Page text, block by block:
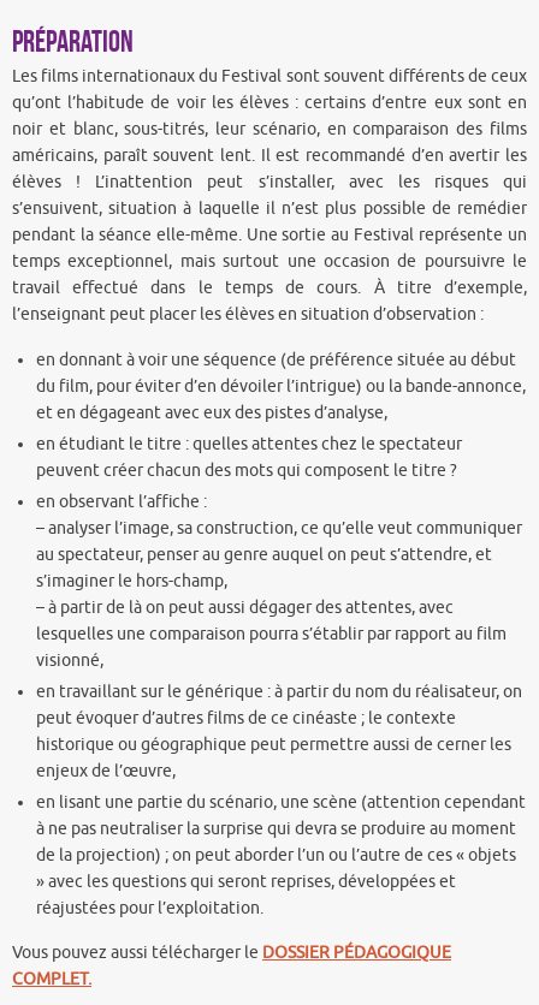
Préparation
Les films internationaux du Festival sont souvent différents de ceux
qu’ont l’habitude de voir les élèves : certains d’entre eux sont en
noir et blanc, sous-titrés, leur scénario, en comparaison des films
américains, paraît souvent lent. Il est recommandé d’en avertir les
élèves ! L’inattention peut s’installer, avec les risques qui
s’ensuivent, situation à laquelle il n’est plus possible de remédier
pendant la séance elle-même. Une sortie au Festival représente un
temps exceptionnel, mais surtout une occasion de poursuivre le
travail effectué dans le temps de cours. À titre d’exemple,
l’enseignant peut placer les élèves en situation d’observation :
en donnant à voir une séquence (de préférence située au début
du film, pour éviter d’en dévoiler l’intrigue) ou la bande-annonce,
et en dégageant avec eux des pistes d’analyse,
en étudiant le titre : quelles attentes chez le spectateur
peuvent créer chacun des mots qui composent le titre ?
en observant l’affiche :
– analyser l’image, sa construction, ce qu’elle veut communiquer
au spectateur, penser au genre auquel on peut s’attendre, et
s’imaginer le hors-champ,
– à partir de là on peut aussi dégager des attentes, avec
lesquelles une comparaison pourra s’établir par rapport au film
visionné,
en travaillant sur le générique : à partir du nom du réalisateur, on
peut évoquer d’autres films de ce cinéaste ; le contexte
historique ou géographique peut permettre aussi de cerner les
enjeux de l’œuvre,
en lisant une partie du scénario, une scène (attention cependant
à ne pas neutraliser la surprise qui devra se produire au moment
de la projection) ; on peut aborder l’un ou l’autre de ces « objets
» avec les questions qui seront reprises, développées et
réajustées pour l’exploitation.
Vous pouvez aussi télécharger le DOSSIER PÉDAGOGIQUE
COMPLET.